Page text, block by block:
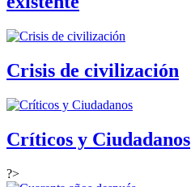
Crisis de civilización
Críticos y Ciudadanos
?>